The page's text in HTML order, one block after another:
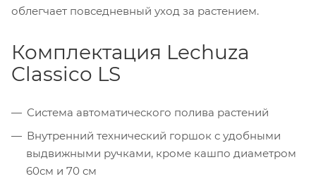
облегчает повседневный уход за растением.
Комплектация Lechuza
Classico LS
Система автоматического полива растений
Внутренний технический горшок с удобными
выдвижными ручками, кроме кашпо диаметром
60см и 70 см